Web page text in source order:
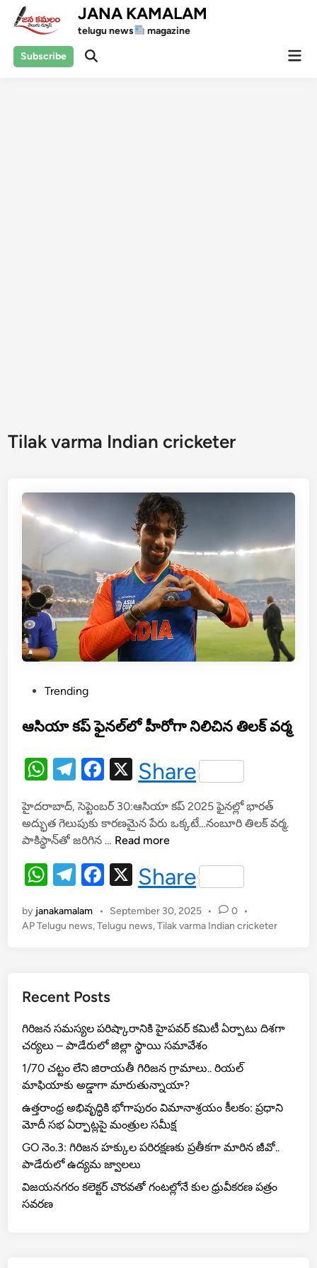
Skip
JANA KAMALAM
telugu news magazine
Subscribe
Open
Tilak varma Indian cricketer
s
e
d
n
Trending
ఆసియా కప్ ఫైనల్‌లో హీరోగా నిలిచిన తిలక్ వర్మ
W
at
s
A
p
p
T
e
gr
a
m
F
c
e
b
o
o
k
X
Share
హైదరాబాద్, సెప్టెంబర్ 30:ఆసియా కప్ 2025 ఫైనల్లో భారత్‌
అద్భుత గెలుపుకు కారణమైన పేరు ఒక్కటే…నంబూరి తిలక్ వర్మ.
పాకిస్థాన్‌తో జరిగిన … ఆ
యా
ప్
ఫై
గా
ని
లి
చి
తి
ల
క్
వ
Read more
W
at
p
p
T
e
m
F
c
o
o
k
X
Share
by janakamalam • September 30, 2025 • 0 •
AP Telugu news,Telugu news,Tilak varma Indian cricketer
Recent Posts
గిరిజన సమస్యల పరిష్కారానికి హైపవర్ కమిటీ ఏర్పాటు దిశగా
చర్యలు – పాడేరులో జిల్లా స్థాయి సమావేశం
1/70 చట్టం లేని జిరాయతీ గిరిజన గ్రామాలు.. రియల్
మాఫియాకు అడ్డాగా మారుతున్నాయా?
ఉత్తరాంధ్ర అభివృద్ధికి భోగాపురం విమానాశ్రయం కీలకం: ప్రధాని
మోదీ సభ ఏర్పాట్లపై మంత్రుల సమీక్ష
GO నెం.3: గిరిజన హక్కుల పరిరక్షణకు ప్రతీకగా మారిన జీవో..
పాడేరులో ఉద్యమ జ్వాలలు
విజయనగరం కలెక్టర్ చొరవతో గంటల్లోనే కుల ధ్రువీకరణ పత్రం
సవరణ